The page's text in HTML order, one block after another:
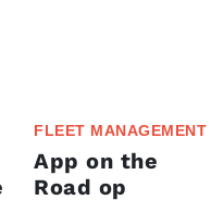
FLEET MANAGEMENT
App on the
Road op